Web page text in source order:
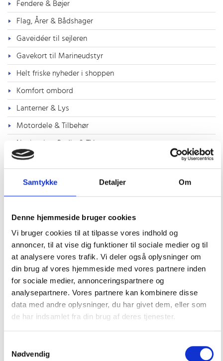
Samtykke Detaljer Om
Denne hjemmeside bruger cookies
Vi bruger cookies til at tilpasse vores indhold og
annoncer, til at vise dig funktioner til sociale medier og til
at analysere vores trafik. Vi deler også oplysninger om
din brug af vores hjemmeside med vores partnere inden
for sociale medier, annonceringspartnere og
analysepartnere. Vores partnere kan kombinere disse
data med andre oplysninger, du har givet dem, eller som
de har indsamlet fra din brug af deres tjenester.
Nødvendig
Fendere & Bøjer
Flag, Årer & Bådshager
Gaveidéer til sejleren
Gavekort til Marineudstyr
Helt friske nyheder i shoppen
Komfort ombord
Lanterner & Lys
Motordele & Tilbehør
Navigation, Radio & TV
Offeranoder
Outlet
Pantry, Toilet & VVS
Sejlertøj & Sko
Sikkerhed & Badestiger
Bade-/stævnstiger & platform
Baltic Lifejackets Sweden
Redningsflåder
Lav selv servicetjek på din oppustelige vest